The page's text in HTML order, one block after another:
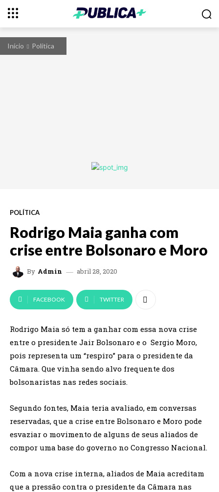
Início Política
POLÍTICA
Rodrigo Maia ganha com
crise entre Bolsonaro e Moro
By Admin abril 28, 2020
FACEBOOK TWITTER
Rodrigo Maia só tem a ganhar com essa nova crise
entre o presidente Jair Bolsonaro e o Sergio Moro,
pois representa um “respiro” para o presidente da
Câmara. Que vinha sendo alvo frequente dos
bolsonaristas nas redes sociais.
Segundo fontes, Maia teria avaliado, em conversas
reservadas, que a crise entre Bolsonaro e Moro pode
esvaziar o movimento de alguns de seus aliados de
compor uma base do governo no Congresso Nacional.
Com a nova crise interna, aliados de Maia acreditam
que a pressão contra o presidente da Câmara nas